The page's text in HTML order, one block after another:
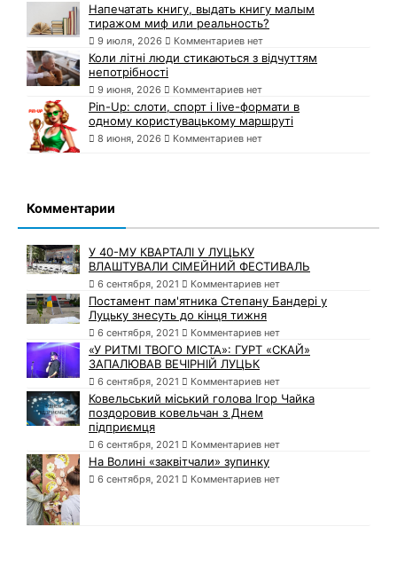
Напечатать книгу, выдать книгу малым
тиражом миф или реальность?
9 июля, 2026 Комментариев нет
Коли літні люди стикаються з відчуттям
непотрібності
9 июня, 2026 Комментариев нет
Pin-Up: слоти, спорт і live-формати в
одному користувацькому маршруті
8 июня, 2026 Комментариев нет
Комментарии
У 40-МУ КВАРТАЛІ У ЛУЦЬКУ
ВЛАШТУВАЛИ СІМЕЙНИЙ ФЕСТИВАЛЬ
6 сентября, 2021 Комментариев нет
Постамент пам'ятника Степану Бандері у
Луцьку знесуть до кінця тижня
6 сентября, 2021 Комментариев нет
«У РИТМІ ТВОГО МІСТА»: ГУРТ «СКАЙ»
ЗАПАЛЮВАВ ВЕЧІРНІЙ ЛУЦЬК
6 сентября, 2021 Комментариев нет
Ковельський міський голова Ігор Чайка
поздоровив ковельчан з Днем
підприємця
6 сентября, 2021 Комментариев нет
На Волині «заквітчали» зупинку
6 сентября, 2021 Комментариев нет